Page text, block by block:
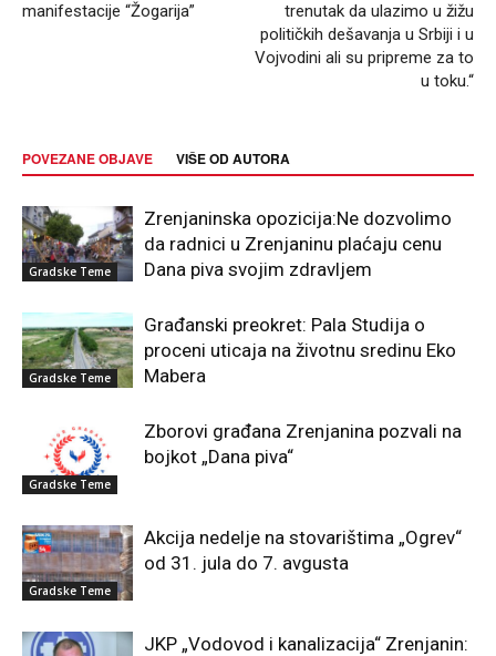
manifestacije “Žogarija”
trenutak da ulazimo u žižu
političkih dešavanja u Srbiji i u
Vojvodini ali su pripreme za to
u toku.“
POVEZANE OBJAVE VIŠE OD AUTORA
Gradske Teme
Zrenjaninska opozicija:Ne dozvolimo
da radnici u Zrenjaninu plaćaju cenu
Dana piva svojim zdravljem
Gradske Teme
Građanski preokret: Pala Studija o
proceni uticaja na životnu sredinu Eko
Mabera
Gradske Teme
Zborovi građana Zrenjanina pozvali na
bojkot „Dana piva“
Gradske Teme
Akcija nedelje na stovarištima „Ogrev“
od 31. jula do 7. avgusta
JKP „Vodovod i kanalizacija“ Zrenjanin: